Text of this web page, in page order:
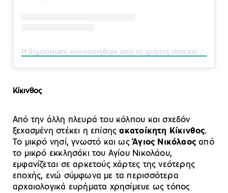
Κίκινθος
Από την άλλη πλευρά του κόλπου και σχεδόν
ξεχασμένη στέκει η επίσηςακατοίκητη Κίκινθος.
Το μικρό νησί, γνωστό και ωςΆγιος Νικόλαος από
το μικρό εκκλησάκι του Αγίου Νικολάου,
εμφανίζεται σε αρκετούς χάρτες της νεότερης
εποχής, ενώ σύμφωνα με τα περισσότερα
αρχαιολογικά ευρήματα χρησίμευε ως τόπος